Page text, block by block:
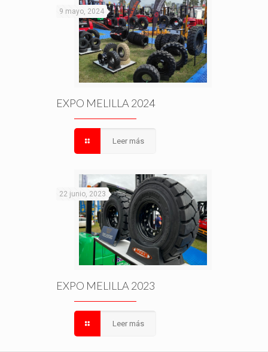
9 mayo, 2024
EXPO MELILLA 2024
Leer más
22 junio, 2023
EXPO MELILLA 2023
Leer más